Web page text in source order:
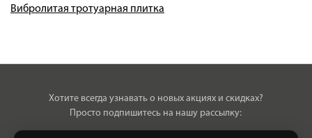
Вибролитая тротуарная плитка
Хотите всегда узнавать о новых акциях и скидках?
Просто подпишитесь на нашу рассылку: